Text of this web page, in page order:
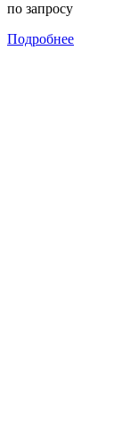
по запросу
Подробнее